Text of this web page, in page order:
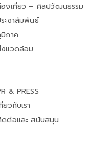
งเที่ยว – ศิลปวัฒนธรรม
ะชาสัมพันธ์
ภาค
แวดล้อม
& PRESS
ยวกับเรา
ต่อและ สนับสนุน